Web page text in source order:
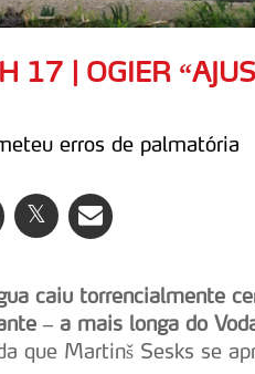
17 | OGIER
erros de palmatória
caiu torrencialmente
– a mais longa do
que Martinš Sesks se